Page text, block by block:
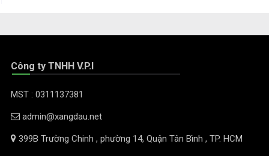
Công ty TNHH V.P.I
MST : 0311137381
admin@xangdau.net
399B Trường Chinh , phường 14, Quận Tân Bình , TP. HCM